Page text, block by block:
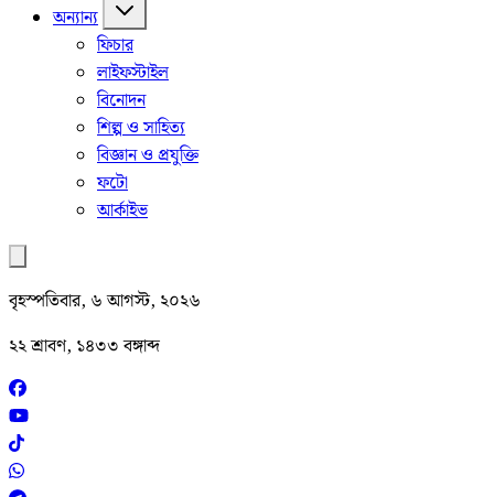
অন্যান্য
ফিচার
লাইফস্টাইল
বিনোদন
শিল্প ও সাহিত্য
বিজ্ঞান ও প্রযুক্তি
ফটো
আর্কাইভ
বৃহস্পতিবার, ৬ আগস্ট, ২০২৬
২২ শ্রাবণ, ১৪৩৩ বঙ্গাব্দ